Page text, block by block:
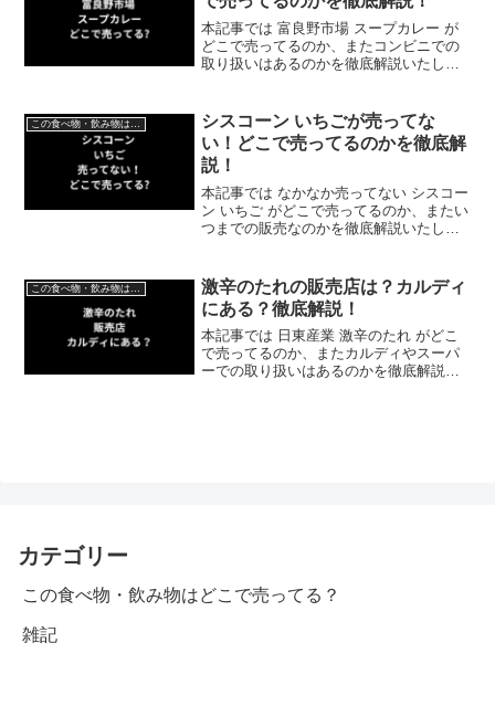
本記事では 富良野市場 スープカレー が
どこで売ってるのか、またコンビニでの
取り扱いはあるのかを徹底解説いたしま
シスコーン いちごが売ってな
い！どこで売ってるのかを徹底解
説！
本記事では なかなか売ってない シスコー
ン いちご がどこで売ってるのか、またい
つまでの販売なのかを徹底解説いたしま
激辛のたれの販売店は？カルディ
にある？徹底解説！
本記事では 日東産業 激辛のたれ がどこ
で売ってるのか、またカルディやスーパ
ーでの取り扱いはあるのかを徹底解説い
カテゴリー
この食べ物・飲み物はどこで売ってる？
雑記